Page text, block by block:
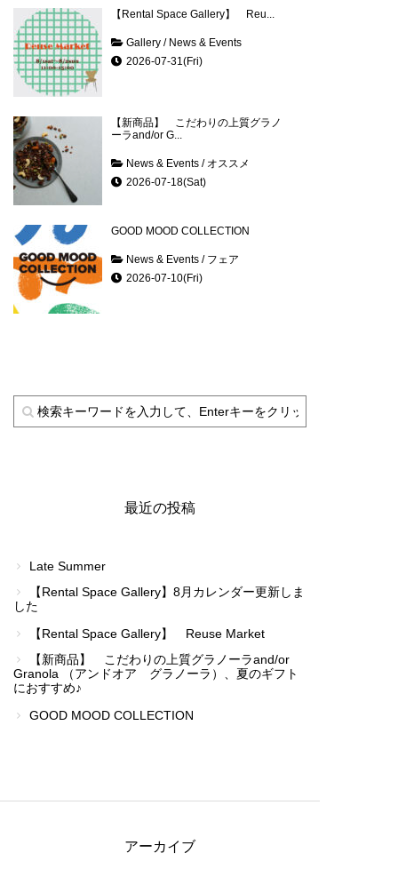
【Rental Space Gallery】 Reu...
Gallery / News & Events
2026-07-31(Fri)
【新商品】 こだわりの上質グラノ
ーラand/or G...
News & Events / オススメ
2026-07-18(Sat)
GOOD MOOD COLLECTION
News & Events / フェア
2026-07-10(Fri)
最近の投稿
Late Summer
【Rental Space Gallery】8月カレンダー更新しま
した
【Rental Space Gallery】 Reuse Market
【新商品】 こだわりの上質グラノーラand/or
Granola （アンドオア グラノーラ）、夏のギフト
におすすめ♪
GOOD MOOD COLLECTION
アーカイブ